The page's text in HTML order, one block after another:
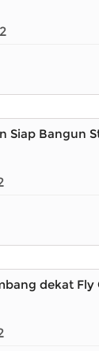
Siap Bangun
dekat Fly